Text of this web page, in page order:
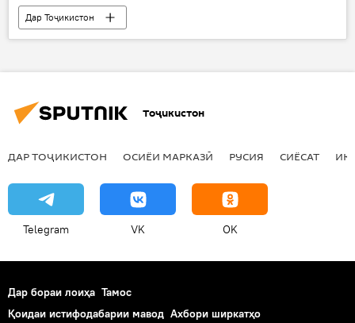
Дар Тоҷикистон
Навигариҳои варзиши Тоҷикистон
Рио-2016
Бозиҳои олимпии Пекин
Тоҷикистон
ДАР ТОҶИКИСТОН ОСИЁИ МАРКАЗӢ РУСИЯ СИЁСАТ
Telegram VK OK
Дар бораи лоиҳа Тамос
Қоидаи истифодабарии мавод Ахбори ширкатҳо